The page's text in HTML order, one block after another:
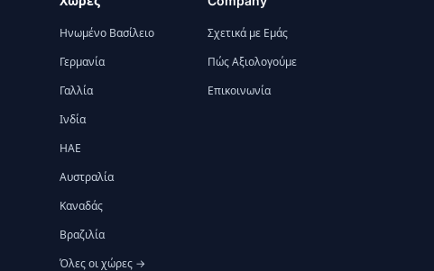
Ηνωμένο Βασίλειο
Γερμανία
Γαλλία
Ινδία
ΗΑΕ
Αυστραλία
Καναδάς
Βραζιλία
Όλες οι χώρες →
Σχετικά με Εμάς
Πώς Αξιολογούμε
Επικοινωνία